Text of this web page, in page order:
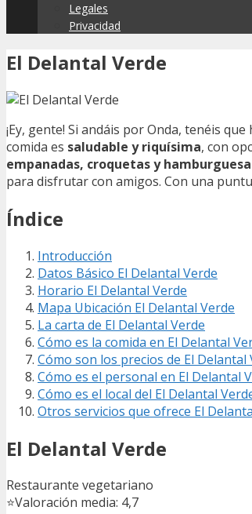
Legales
Privacidad
El Delantal Verde
¡Ey, gente! Si andáis por Onda, tenéis
comida es saludable y riquísima, con
empanadas, croquetas y
para disfrutar con amigos. Con una
Índice
Introducción
Datos Básico El Delantal Verde
Horario El Delantal Verde
Mapa Ubicación El Delantal Verde
La carta de El Delantal Verde
Cómo es la comida en El Delantal
Cómo son los precios de El Delantal
Cómo es el personal en El Delantal
Cómo es el local del El Delantal
Otros servicios que ofrece El
El Delantal Verde
Restaurante vegetariano
⭐Valoración media: 4,7